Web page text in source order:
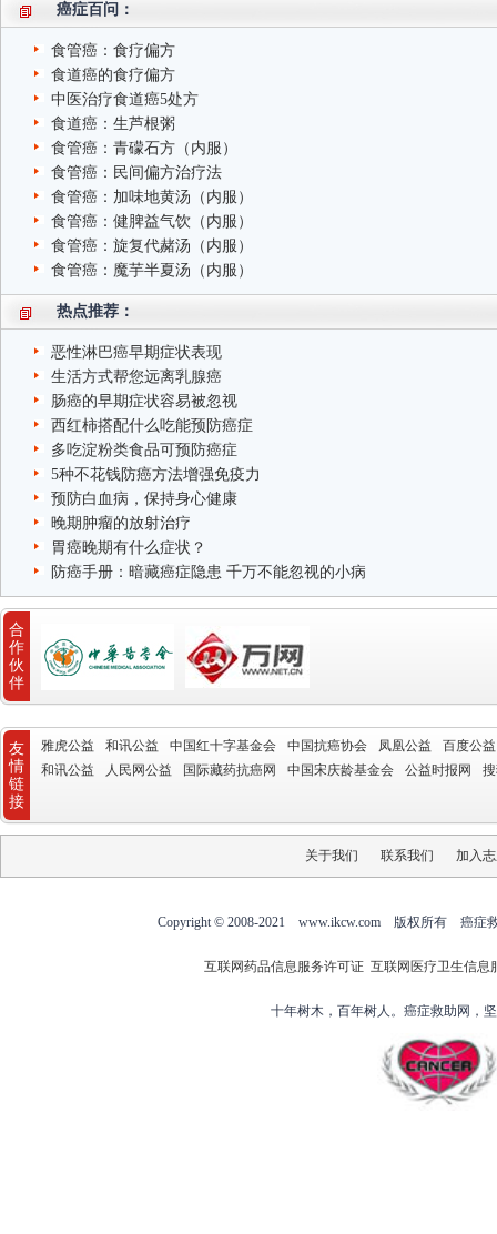
癌症百问：
食管癌：食疗偏方
食道癌的食疗偏方
中医治疗食道癌5处方
食道癌：生芦根粥
食管癌：青礞石方（内服）
食管癌：民间偏方治疗法
食管癌：加味地黄汤（内服）
食管癌：健脾益气饮（内服）
食管癌：旋复代赭汤（内服）
食管癌：魔芋半夏汤（内服）
热点推荐：
恶性淋巴癌早期症状表现
生活方式帮您远离乳腺癌
肠癌的早期症状容易被忽视
西红柿搭配什么吃能预防癌症
多吃淀粉类食品可预防癌症
5种不花钱防癌方法增强免疫力
预防白血病，保持身心健康
晚期肿瘤的放射治疗
胃癌晚期有什么症状？
防癌手册：暗藏癌症隐患 千万不能忽视的小病
合
作
伙
伴
友
情
链
接
雅虎公益 和讯公益 中国红十字基金会 中国抗癌协会 凤凰公益
百度公益
和讯公益
人民网公益 国际藏药抗癌网 中国宋庆龄基金会 公益时报网
关于我们 联系我们 加入
Copyright © 2008-2021 www.ikcw.com 版权所有 癌症
互联网药品信息服务许可证 互联网医疗卫生信息
十年树木，百年树人。癌症救助网，